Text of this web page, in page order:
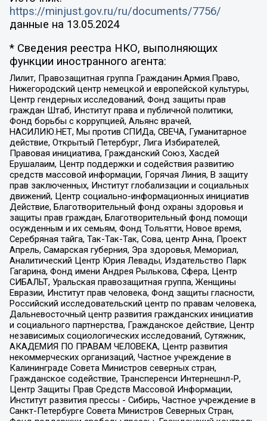
https://minjust.gov.ru/ru/documents/7756/
данные на 13.05.2024
* Сведения реестра НКО, выполняющих
функции иностранного агента:
Лилит, Правозащитная группа Гражданин.Армия.Право,
Нижегородский центр немецкой и европейской культуры,
Центр гендерных исследований, Фонд защиты прав
граждан Штаб, Институт права и публичной политики,
Фонд борьбы с коррупцией, Альянс врачей,
НАСИЛИЮ.НЕТ, Мы против СПИДа, СВЕЧА, Гуманитарное
действие, Открытый Петербург, Лига Избирателей,
Правовая инициатива, Гражданский Союз, Хасдей
Ерушалаим, Центр поддержки и содействия развитию
средств массовой информации, Горячая Линия, В защиту
прав заключенных, Институт глобализации и социальных
движений, Центр социально-информационных инициатив
Действие, Благотворительный фонд охраны здоровья и
защиты прав граждан, Благотворительный фонд помощи
осужденным и их семьям, Фонд Тольятти, Новое время,
Серебряная тайга, Так-Так-Так, Сова, центр Анна, Проект
Апрель, Самарская губерния, Эра здоровья, Мемориал,
Аналитический Центр Юрия Левады, Издательство Парк
Гагарина, Фонд имени Андрея Рылькова, Сфера, Центр
СИБАЛЬТ, Уральская правозащитная группа, Женщины
Евразии, Институт прав человека, Фонд защиты гласности,
Российский исследовательский центр по правам человека,
Дальневосточный центр развития гражданских инициатив
и социального партнерства, Гражданское действие, Центр
независимых социологических исследований, Сутяжник,
АКАДЕМИЯ ПО ПРАВАМ ЧЕЛОВЕКА, Центр развития
некоммерческих организаций, Частное учреждение в
Калининграде Совета Министров северных стран,
Гражданское содействие, Трансперенси Интернешнл-Р,
Центр Защиты Прав Средств Массовой Информации,
Институт развития прессы - Сибирь, Частное учреждение в
Санкт-Петербурге Совета Министров Северных Стран,